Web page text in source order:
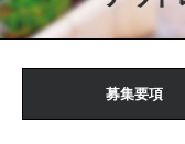
募集要項